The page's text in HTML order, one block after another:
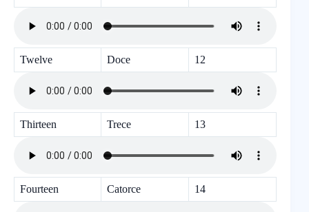
Twelve Doce 12
Thirteen Trece 13
Fourteen Catorce 14